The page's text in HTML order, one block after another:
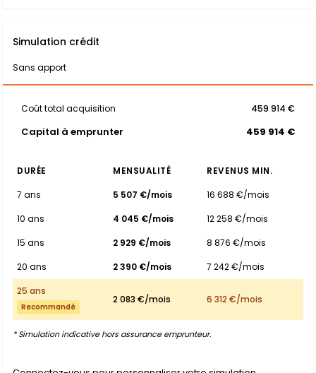
Simulation crédit
Sans apport
Coût total acquisition 459 914 €
Capital à emprunter 459 914 €
DURÉE MENSUALITÉ
REVENUS MIN.
7 ans
5 507 €/mois
16 688 €/mois
10 ans
4 045 €/mois
12 258 €/mois
15 ans
2 929 €/mois
8 876 €/mois
20 ans
2 390 €/mois
7 242 €/mois
25 ans
Recommandé
2 083 €/mois 6 312 €/mois
* Simulation indicative hors assurance emprunteur.